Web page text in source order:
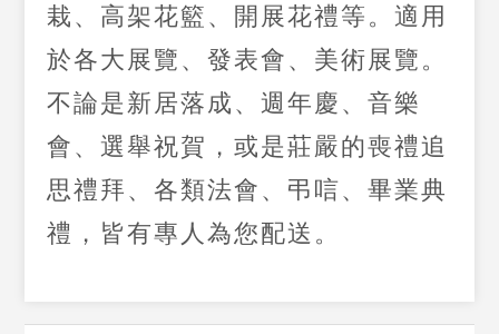
栽、高架花籃、開展花禮等。適用
於各大展覽、發表會、美術展覽。
不論是新居落成、週年慶、音樂
會、選舉祝賀，或是莊嚴的喪禮追
思禮拜、各類法會、弔唁、畢業典
禮，皆有專人為您配送。